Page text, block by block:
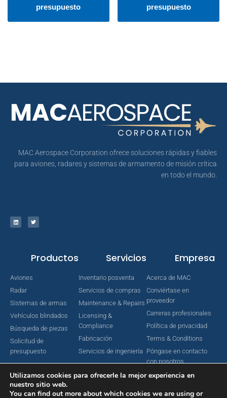
presupuesto
presupuesto
MAC Aerospace Corporation ofrece soluciones rápidas y fiables
para aviones, radares y sistemas de armamento de misión crítica
en todo el mundo.
Productos
Aviones
Radar
Sistemas de armas
Vehículos blindados
Búsqueda de piezas
Solicitud de
presupuesto
Servicios
Inventario posventa
Servicios de compras
Maintenance & Repairs
Licensing &
Compliance
Fabricación
Servicios de ingeniería
Empresa
Acerca de MAC
Conviértase en
proveedor
Carreras profesionales
Política de privacidad
Terms & Conditions
Póngase en contacto
con nosotros
Utilizamos cookies para ofrecerle la mejor experiencia en
nuestro sitio web.
You can find out more about which cookies we are using or